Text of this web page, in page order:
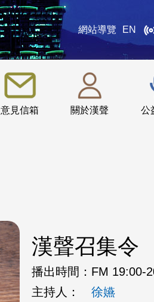
網站導覽 EN
意見信箱 關於漢聲 公
:::
漢聲召集令
播出時間： FM 19:00-
主持人：
徐嬿